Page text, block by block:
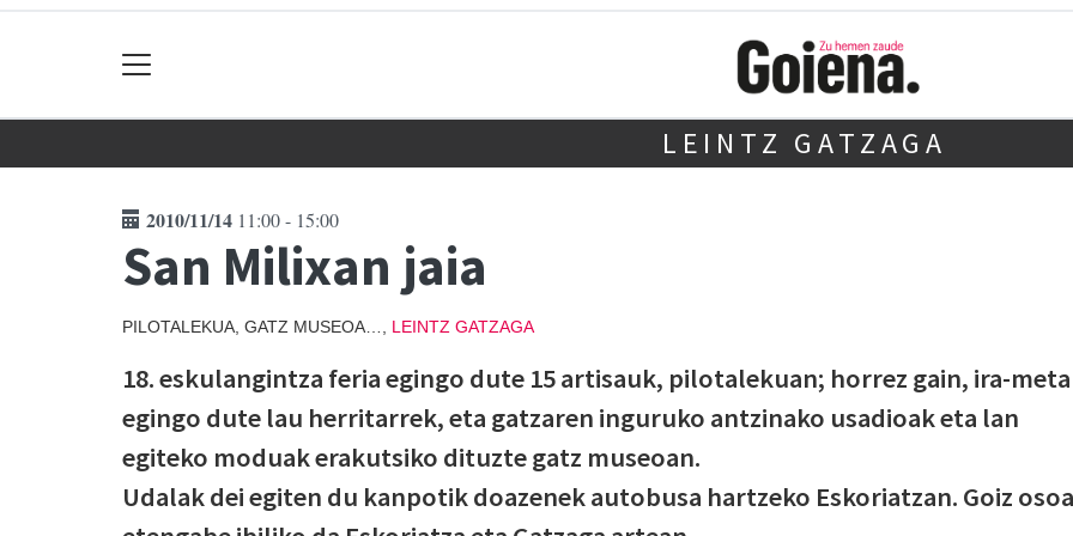
LEINTZ GATZAGA
2010/11/14 11:00 - 15:00
San Milixan jaia
PILOTALEKUA, GATZ MUSEOA…, LEINTZ GATZAGA
18. eskulangintza feria egingo dute 15 artisauk, pilotalekuan; horrez gain, ira-meta
egingo dute lau herritarrek, eta gatzaren inguruko antzinako usadioak eta lan
egiteko moduak erakutsiko dituzte gatz museoan.
Udalak dei egiten du kanpotik doazenek autobusa hartzeko Eskoriatzan. Goiz